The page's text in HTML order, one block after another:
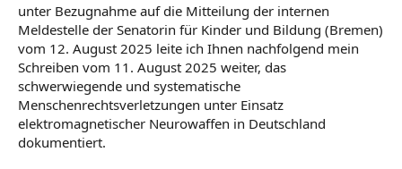
unter Bezugnahme auf die Mitteilung der internen
Meldestelle der Senatorin für Kinder und Bildung (Bremen)
vom 12. August 2025 leite ich Ihnen nachfolgend mein
Schreiben vom 11. August 2025 weiter, das
schwerwiegende und systematische
Menschenrechtsverletzungen unter Einsatz
elektromagnetischer Neurowaffen in Deutschland
dokumentiert.